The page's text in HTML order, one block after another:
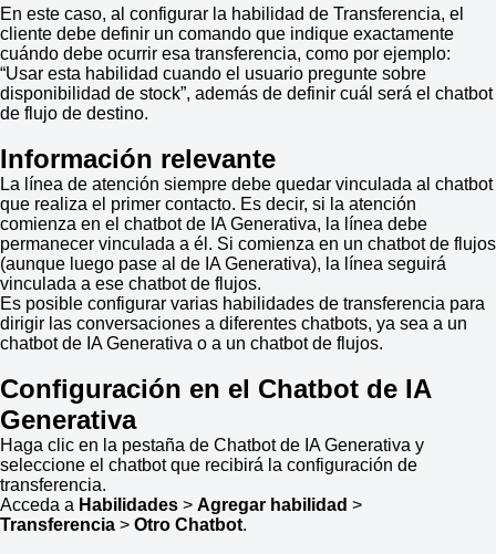
En este caso, al configurar la habilidad de Transferencia, el
cliente debe definir un comando que indique exactamente
cuándo debe ocurrir esa transferencia, como por ejemplo:
“Usar esta habilidad cuando el usuario pregunte sobre
disponibilidad de stock”, además de definir cuál será el chatbot
de flujo de destino.
Información relevante
La línea de atención siempre debe quedar vinculada al chatbot
que realiza el primer contacto. Es decir, si la atención
comienza en el chatbot de IA Generativa, la línea debe
permanecer vinculada a él. Si comienza en un chatbot de flujos
(aunque luego pase al de IA Generativa), la línea seguirá
vinculada a ese chatbot de flujos.
Es posible configurar varias habilidades de transferencia para
dirigir las conversaciones a diferentes chatbots, ya sea a un
chatbot de IA Generativa o a un chatbot de flujos.
Configuración en el Chatbot de IA
Generativa
Haga clic en la pestaña de Chatbot de IA Generativa y
seleccione el chatbot que recibirá la configuración de
transferencia.
Acceda a Habilidades > Agregar habilidad >
Transferencia > Otro Chatbot.